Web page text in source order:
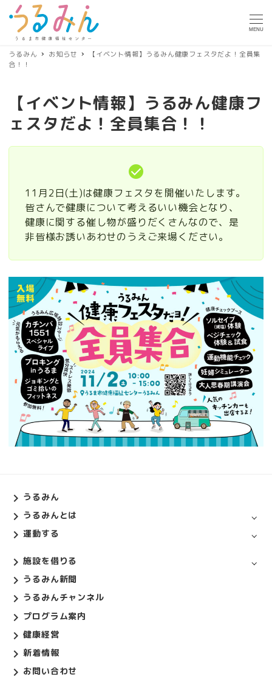
MENU
うるみん お知らせ
【イベント情報】うるみん健康フェスタだよ！全員集
合！！
【イベント情報】うるみん健康フ
ェスタだよ！全員集合！！
11月2日(土)は健康フェスタを開催いたします。
皆さんで健康について考えるいい機会となり、
健康に関する催し物が盛りだくさんなので、是
非皆様お誘いあわせのうえご来場ください。
うるみん
うるみんとは
運動する
施設を借りる
うるみん新聞
うるみんチャンネル
プログラム案内
健康経営
新着情報
お問い合わせ